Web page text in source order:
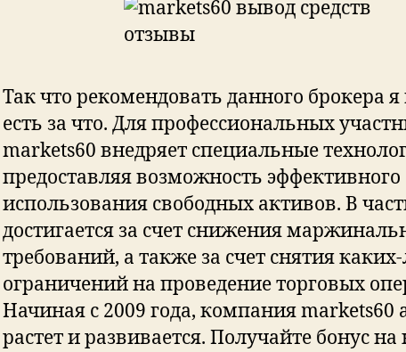
Так что рекомендовать данного брокера
есть за что. Для профессиональных
markets60 внедряет специальные
предоставляя возможность эффективного
использования свободных активов. В
достигается за счет снижения
требований, а также за счет снятия
ограничений на проведение торговых
Начиная с 2009 года, компания markets60
растет и развивается. Получайте бонус